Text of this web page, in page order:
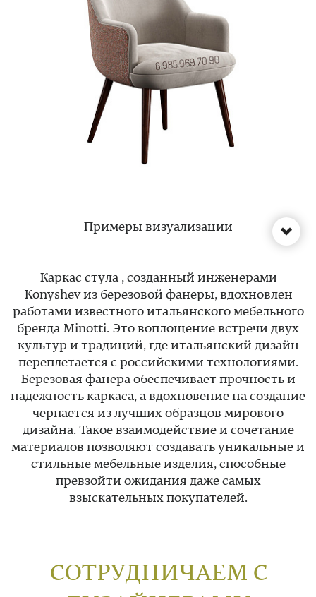
Примеры визуализации
Каркас стула , созданный инженерами
Konyshev из березовой фанеры, вдохновлен
работами известного итальянского мебельного
бренда Minotti. Это воплощение встречи двух
культур и традиций, где итальянский дизайн
переплетается с российскими технологиями.
Березовая фанера обеспечивает прочность и
надежность каркаса, а вдохновение на создание
черпается из лучших образцов мирового
дизайна. Такое взаимодействие и сочетание
материалов позволяют создавать уникальные и
стильные мебельные изделия, способные
превзойти ожидания даже самых
взыскательных покупателей.
СОТРУДНИЧАЕМ С